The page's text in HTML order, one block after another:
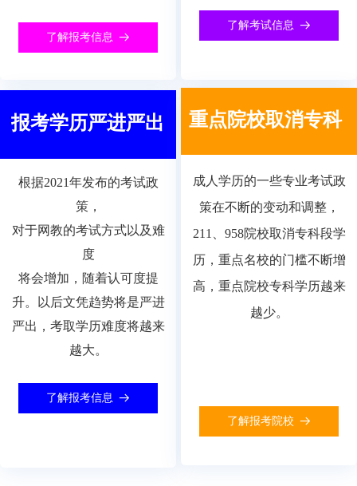
了解报考信息 뀠
了解考试信息 뀠
报考学历严进严出
根据2021年发布的考试政
策，
对于网教的考试方式以及难
度
将会增加，随着认可度提
升。以后文凭趋势将是严进
严出，考取学历难度将越来
越大。
了解报考信息 뀠
重点院校取消专科
成人学历的一些专业考试政
策在不断的变动和调整，
211、958院校取消专科段学
历，重点名校的门槛不断增
高，重点院校专科学历越来
越少。
了解报考院校 뀠